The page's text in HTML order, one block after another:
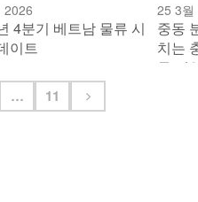
2026
4분기 베트남 물류 시
이트
25 3월
중동
치는
류 기
… 11